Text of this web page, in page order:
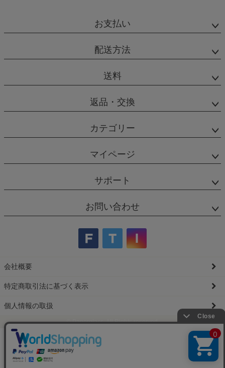
お支払い
配送方法
送料
返品・交換
カテゴリー
マイページ
サポート
お問い合わせ
会社概要
特定商取引法に基づく表示
個人情報の取扱
© Paperglass. All Rights reserved.